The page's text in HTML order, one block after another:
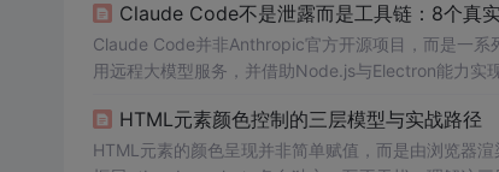
语义穿透力、主流框架原生支持度及企业内网零依赖
Claude Code不是泄露而是工具链：8个真
Claude Code并非Anthropic官方开源项目，而是一
用远程大模型服务，并借助Node.js与Electron能力实
文聚焦开发者实际遇到的source map误读、
HTML元素颜色控制的三层模型与实战路径
HTML元素的颜色呈现并非简单赋值，而是由浏览器